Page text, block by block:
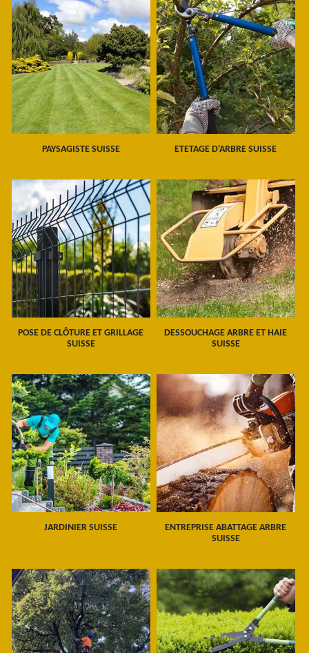
PAYSAGISTE SUISSE ETETAGE D'ARBRE SUISSE
POSE DE CLÔTURE ET GRILLAGE
SUISSE
DESSOUCHAGE ARBRE ET HAIE
SUISSE
JARDINIER SUISSE
ENTREPRISE ABATTAGE ARBRE
SUISSE